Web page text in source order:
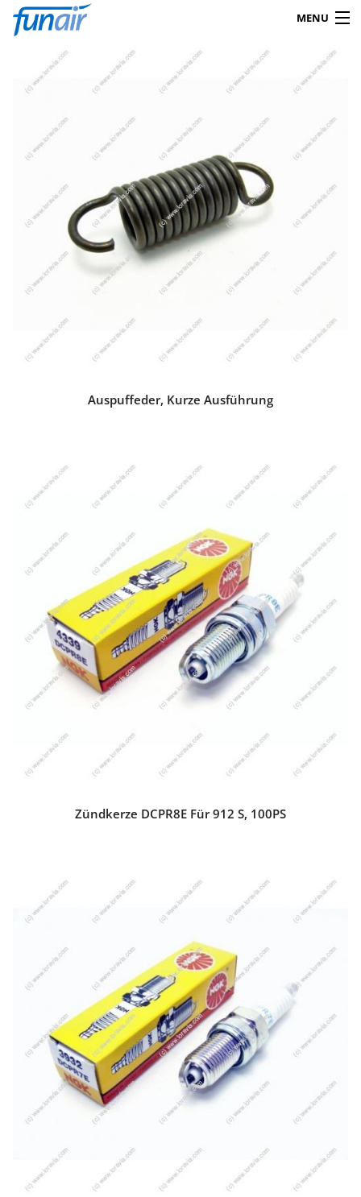
MENU
Products
search
Mein Konto
Kontakt
Auspuffeder, Kurze Ausführung
Zündkerze DCPR8E Für 912 S, 100PS